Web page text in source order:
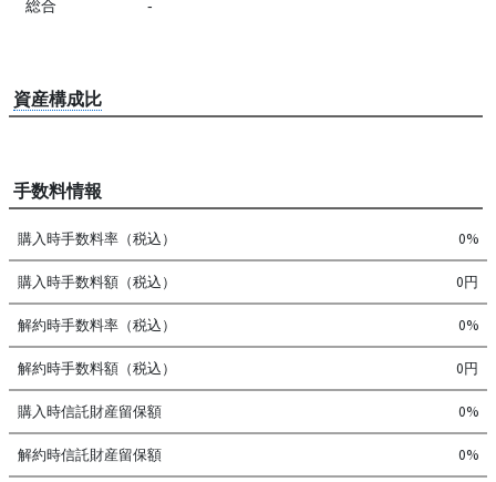
総合 -
資産構成比
手数料情報
購入時手数料率（税込） 0%
購入時手数料額（税込） 0円
解約時手数料率（税込） 0%
解約時手数料額（税込） 0円
購入時信託財産留保額 0%
解約時信託財産留保額 0%